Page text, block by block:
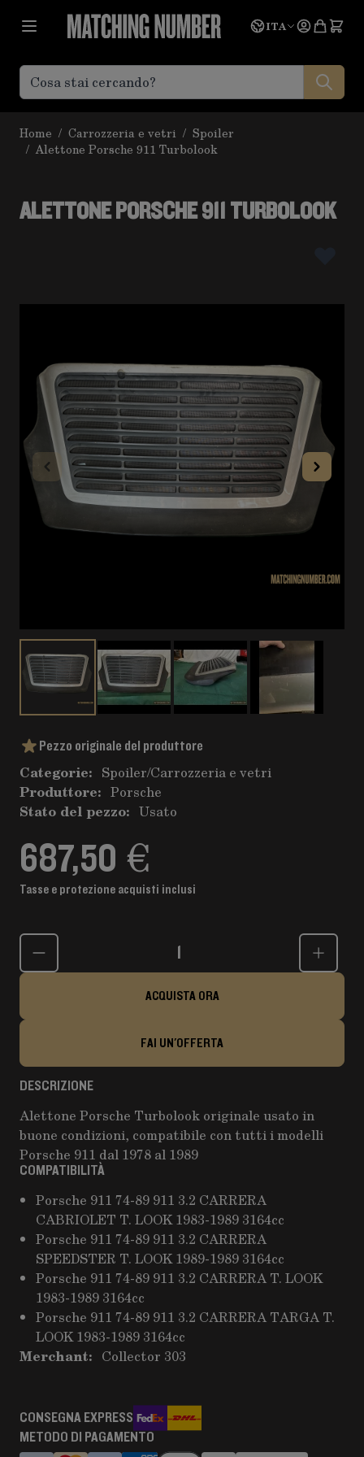
Lingua
ITA
Home / Carrozzeria e vetri / Spoiler
/ Alettone Porsche 911 Turbolook
ALETTONE PORSCHE 911 TURBOLOOK
Pezzo originale del produttore
Categorie: Spoiler/Carrozzeria e vetri
Produttore: Porsche
Stato del pezzo: Usato
687,50 €
Tasse e protezione acquisti inclusi
Quantità
ACQUISTA ORA
FAI UN'OFFERTA
DESCRIZIONE
Alettone Porsche Turbolook originale usato in
buone condizioni, compatibile con tutti i modelli
Porsche 911 dal 1978 al 1989
COMPATIBILITÀ
Porsche 911 74-89 911 3.2 CARRERA
CABRIOLET T. LOOK 1983-1989 3164cc
Porsche 911 74-89 911 3.2 CARRERA
SPEEDSTER T. LOOK 1989-1989 3164cc
Porsche 911 74-89 911 3.2 CARRERA T. LOOK
1983-1989 3164cc
Porsche 911 74-89 911 3.2 CARRERA TARGA T.
LOOK 1983-1989 3164cc
Merchant: Collector 303
CONSEGNA EXPRESS
METODO DI PAGAMENTO